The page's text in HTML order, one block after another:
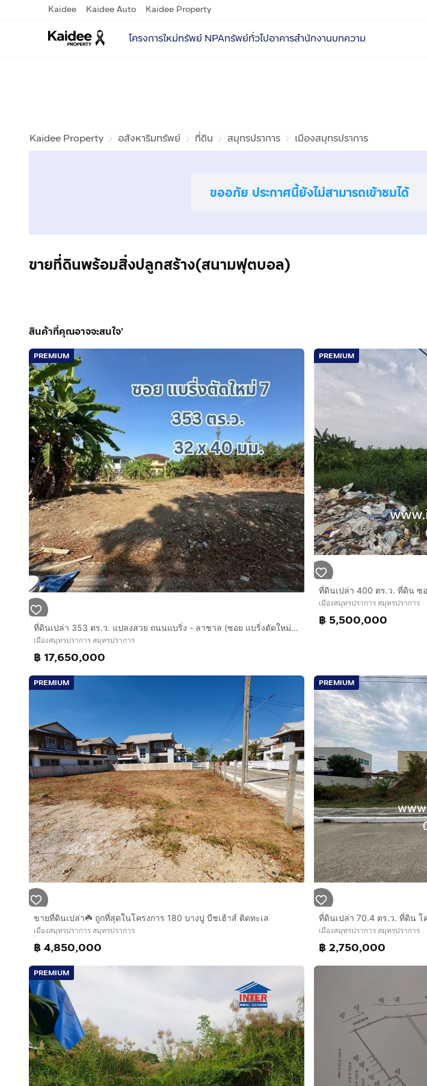
Kaidee Kaidee Auto Kaidee Property
โครงการใหม่ทรัพย์ NPAทรัพย์ทั่วไปอาคารสำนักงานบทความ
Kaidee Property อสังหาริมทรัพย์ ที่ดิน สมุทรปราการ เมืองสมุทรปราการ
ขออภัย ประกาศนี้ยังไม่สามารถเข้าชมได้
ขายที่ดินพร้อมสิ่งปลูกสร้าง(สนามฟุตบอล)
สินค้าที่คุณอาจจะสนใจ'
PREMIUM
ที่ดินเปล่า 353 ตร.ว. แปลงสวย ถนนแบริ่ง - ลาชาล (ซอย แบริ่งตัดใหม่ 7) ใกล้BTS แบริ่ง
เมืองสมุทรปราการ สมุทรปราการ
฿ 17,650,000
PREMIUM
เมืองสมุทรปราการ สมุทรปราการ
฿ 5,500,000
PREMIUM
ขายที่ดินเปล่า☘️ ถูกที่สุดในโครงการ 180 บางปู บีชเฮ้าส์ ติดทะเล
เมืองสมุทรปราการ สมุทรปราการ
฿ 4,850,000
PREMIUM
เมืองสมุทรปราการ สมุทรปราการ
฿ 2,750,000
PREMIUM